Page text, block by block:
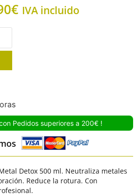
€ IVA incluido
Pedidos superiores a 200€ !
Detox 500 ml. Neutraliza metales
Reduce la rotura. Con